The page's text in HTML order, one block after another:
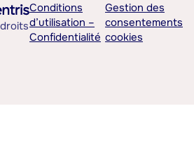
Conditions
d’utilisation –
Confidentialité
Gestion des
consentements
cookies